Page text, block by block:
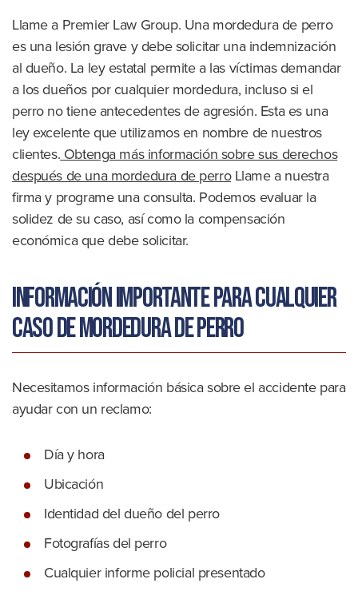
Llame a Premier Law Group. Una mordedura de perro
es una lesión grave y debe solicitar una indemnización
al dueño. La ley estatal permite a las víctimas demandar
a los dueños por cualquier mordedura, incluso si el
perro no tiene antecedentes de agresión. Esta es una
ley excelente que utilizamos en nombre de nuestros
clientes. Obtenga más información sobre sus derechos
después de una mordedura de perroLlame a nuestra
firma y programe una consulta. Podemos evaluar la
solidez de su caso, así como la compensación
económica que debe solicitar.
Información importante para cualquier
caso de mordedura de perro
Necesitamos información básica sobre el accidente para
ayudar con un reclamo:
Día y hora
Ubicación
Identidad del dueño del perro
Fotografías del perro
Cualquier informe policial presentado